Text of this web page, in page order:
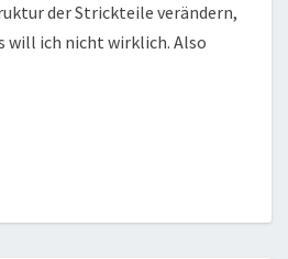
der Strickteile verändern,
will ich nicht wirklich. Also